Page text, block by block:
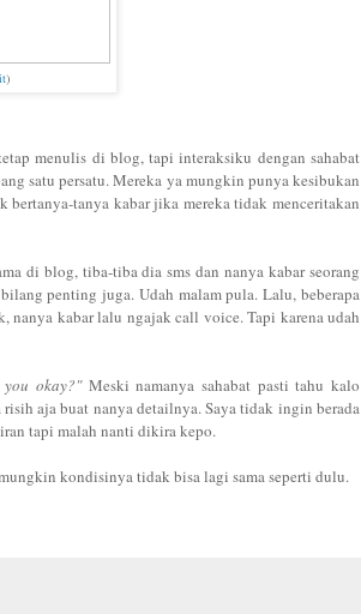
)
menulis di blog, tapi interaksiku dengan sahabat
satu persatu. Mereka ya mungkin punya kesibukan
tanya kabar jika mereka tidak menceritakan
di blog, tiba-tiba dia sms dan nanya kabar seorang
penting juga. Udah malam pula. Lalu, beberapa
nanya kabar lalu ngajak call voice. Tapi karena udah
you okay?"Meski namanya sahabat pasti tahu kalo
aja buat nanya detailnya. Saya tidak ingin berada
tapi malah nanti dikira kepo.
kondisinya tidak bisa lagi sama seperti dulu.